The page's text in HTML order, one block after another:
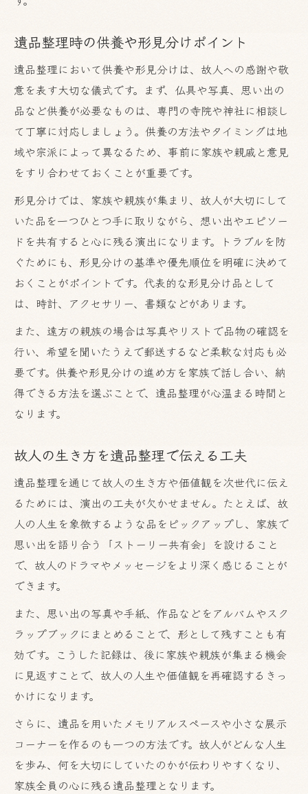
遺品整理時の供養や形見分けポイント
遺品整理において供養や形見分けは、故人への感謝や敬
意を表す大切な儀式です。まず、仏具や写真、思い出の
品など供養が必要なものは、専門の寺院や神社に相談し
て丁寧に対応しましょう。供養の方法やタイミングは地
域や宗派によって異なるため、事前に家族や親戚と意見
をすり合わせておくことが重要です。
形見分けでは、家族や親族が集まり、故人が大切にして
いた品を一つひとつ手に取りながら、想い出やエピソー
ドを共有すると心に残る演出になります。トラブルを防
ぐためにも、形見分けの基準や優先順位を明確に決めて
おくことがポイントです。代表的な形見分け品として
は、時計、アクセサリー、書類などがあります。
また、遠方の親族の場合は写真やリストで品物の確認を
行い、希望を聞いたうえで郵送するなど柔軟な対応も必
要です。供養や形見分けの進め方を家族で話し合い、納
得できる方法を選ぶことで、遺品整理が心温まる時間と
なります。
故人の生き方を遺品整理で伝える工夫
遺品整理を通じて故人の生き方や価値観を次世代に伝え
るためには、演出の工夫が欠かせません。たとえば、故
人の人生を象徴するような品をピックアップし、家族で
思い出を語り合う「ストーリー共有会」を設けること
で、故人のドラマやメッセージをより深く感じることが
できます。
また、思い出の写真や手紙、作品などをアルバムやスク
ラップブックにまとめることで、形として残すことも有
効です。こうした記録は、後に家族や親族が集まる機会
に見返すことで、故人の人生や価値観を再確認するきっ
かけになります。
さらに、遺品を用いたメモリアルスペースや小さな展示
コーナーを作るのも一つの方法です。故人がどんな人生
を歩み、何を大切にしていたのかが伝わりやすくなり、
家族全員の心に残る遺品整理となります。